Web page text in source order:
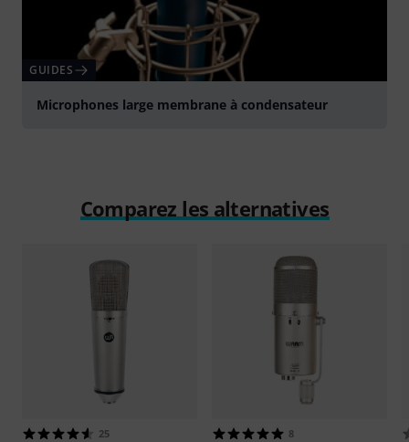
GUIDES
Microphones large membrane à condensateur
Comparez les alternatives
25 8